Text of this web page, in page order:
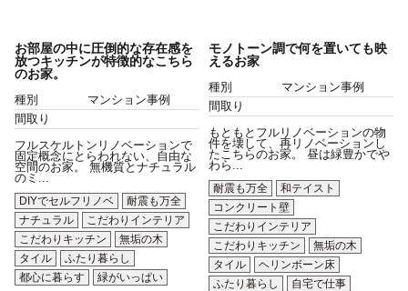
お部屋の中に圧倒的な存在感を
放つキッチンが特徴的なこちら
のお家。
種別
マンション事例
間取り
フルスケルトンリノベーションで
固定概念にとらわれない、自由な
空間のお家。 無機質とナチュラル
のミ...
DIYでセルフリノベ
耐震も万全
ナチュラル
こだわりインテリア
こだわりキッチン
無垢の木
タイル
ふたり暮らし
都心に暮らす
緑がいっぱい
モノトーン調で何を置いても映
えるお家
種別
マンション事例
間取り
もともとフルリノベーションの物
件を壊して、再リノベーションし
たこちらのお家。 昼は緑豊かでや
わら...
耐震も万全
和テイスト
コンクリート壁
こだわりインテリア
こだわりキッチン
無垢の木
タイル
ヘリンボーン床
ふたり暮らし
自宅で仕事